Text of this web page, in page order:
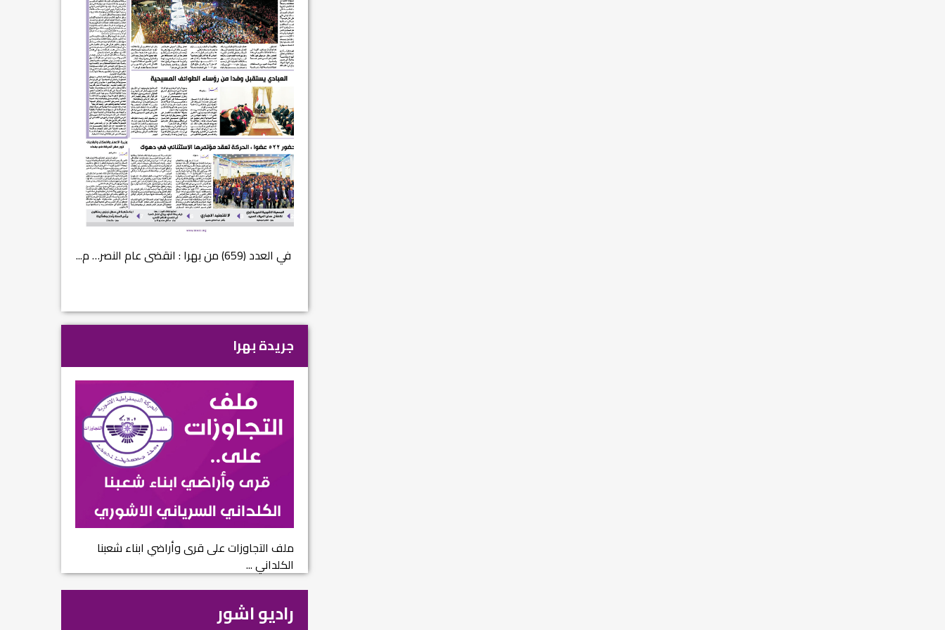
في العدد (659) من بهرا : انقضى عام النصر… م...
جريدة بهرا
ملف التجاوزات على قرى وأراضي ابناء شعبنا
الكلداني ...
راديو اشور